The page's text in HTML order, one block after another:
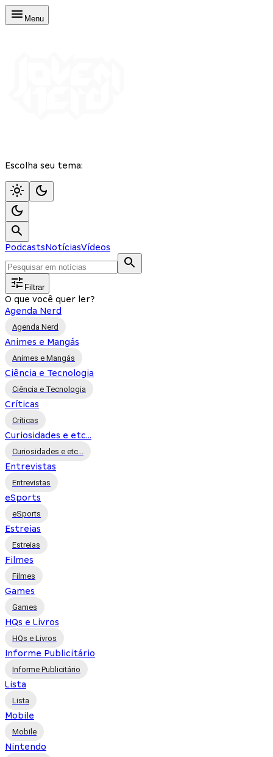
Menu
Escolha seu tema:
PodcastsNotíciasVídeos
Filtrar
O que você quer ler?
Agenda Nerd
Agenda Nerd
Animes e Mangás
Animes e Mangás
Ciência e Tecnologia
Ciência e Tecnologia
Críticas
Críticas
Curiosidades e etc...
Curiosidades e etc...
Entrevistas
Entrevistas
eSports
eSports
Estreias
Estreias
Filmes
Filmes
Games
Games
HQs e Livros
HQs e Livros
Informe Publicitário
Informe Publicitário
Lista
Lista
Mobile
Mobile
Nintendo